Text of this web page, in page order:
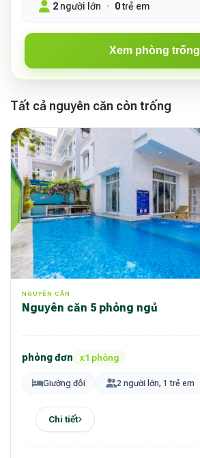
2 người lớn 0trẻ em
Xem phòng trống
Tất cả nguyên căn còn trống
NGUYÊN CĂN
nguyên căn 5 phòng ngủ
phòng đơn x1 phòng
Giường đôi 2 người lớn, 1 trẻ em
Chi tiết